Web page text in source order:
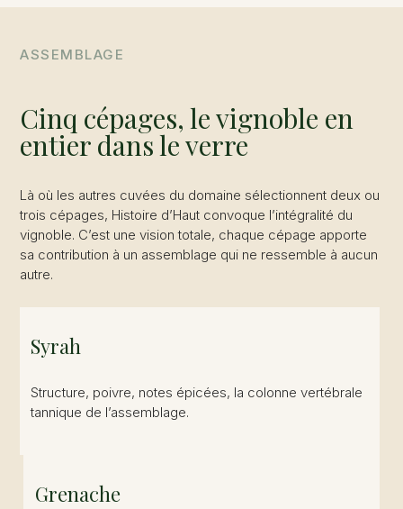
ASSEMBLAGE
Cinq cépages, le vignoble en
entier dans le verre
Là où les autres cuvées du domaine sélectionnent deux ou
trois cépages, Histoire d’Haut convoque l’intégralité du
vignoble. C’est une vision totale, chaque cépage apporte
sa contribution à un assemblage qui ne ressemble à aucun
autre.
Syrah
Structure, poivre, notes épicées, la colonne vertébrale
tannique de l’assemblage.
Grenache